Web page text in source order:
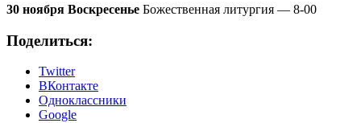
30 ноября Воскресенье Божественная литургия — 8-00
Поделиться:
Twitter
ВКонтакте
Одноклассники
Google